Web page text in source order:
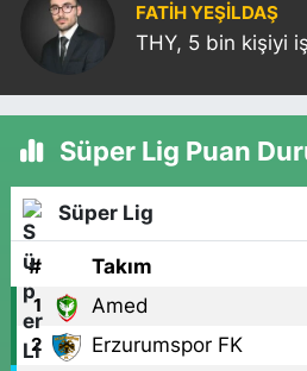
FATIH YEŞİLDAŞ
THY, 5 bin kişiyi
Süper Lig Puan
Süper Lig
# Takım
1 Amed
2 Erzurumspor FK